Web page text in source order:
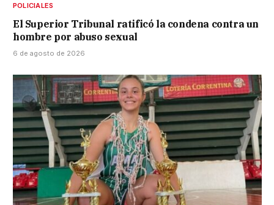
POLICIALES
El Superior Tribunal ratificó la condena contra un
hombre por abuso sexual
6 de agosto de 2026